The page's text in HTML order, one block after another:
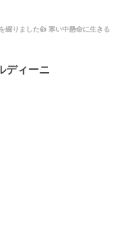
綴りました👍 寒い中懸命に生きる
ディーニ